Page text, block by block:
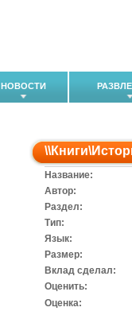
НОВОСТИ
\\Книги\
Название:
Автор:
Раздел:
Тип:
Язык:
Размер:
Вклад сделал:
Оценить:
Оценка: